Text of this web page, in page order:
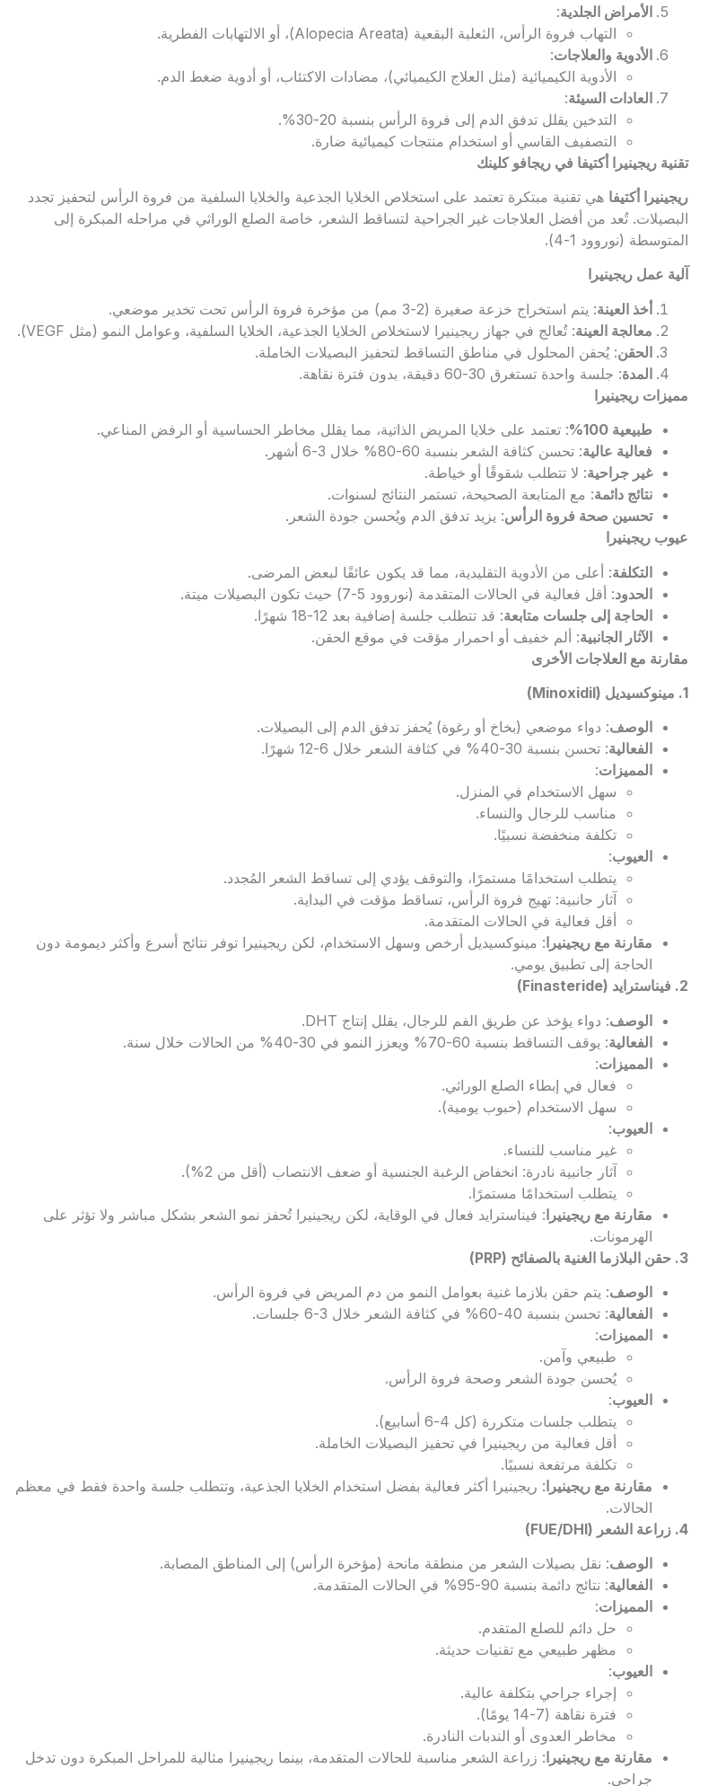
الأمراض الجلدية:
التهاب فروة الرأس، الثعلبة البقعية (Alopecia Areata)، أو الالتهابات الفطرية.
الأدوية والعلاجات:
الأدوية الكيميائية (مثل العلاج الكيميائي)، مضادات الاكتئاب، أو أدوية ضغط الدم.
العادات السيئة:
التدخين يقلل تدفق الدم إلى فروة الرأس بنسبة 20-30%.
التصفيف القاسي أو استخدام منتجات كيميائية ضارة.
تقنية ريجينيرا أكتيفا في ريجافو كلينك
ريجينيرا أكتيفا هي تقنية مبتكرة تعتمد على استخلاص الخلايا الجذعية والخلايا السلفية من فروة الرأس لتحفيز تجدد
البصيلات. تُعد من أفضل العلاجات غير الجراحية لتساقط الشعر، خاصة الصلع الوراثي في مراحله المبكرة إلى
المتوسطة (نوروود 1-4).
آلية عمل ريجينيرا
أخذ العينة: يتم استخراج خزعة صغيرة (2-3 مم) من مؤخرة فروة الرأس تحت تخدير موضعي.
معالجة العينة: تُعالج في جهاز ريجينيرا لاستخلاص الخلايا الجذعية، الخلايا السلفية، وعوامل النمو (مثل VEGF).
الحقن: يُحقن المحلول في مناطق التساقط لتحفيز البصيلات الخاملة.
المدة: جلسة واحدة تستغرق 30-60 دقيقة، بدون فترة نقاهة.
مميزات ريجينيرا
طبيعية 100%
: تعتمد على خلايا المريض الذاتية، مما يقلل مخاطر الحساسية أو الرفض المناعي.
فعالية عالية: تحسن كثافة الشعر بنسبة 60-80% خلال 3-6 أشهر.
غير جراحية: لا تتطلب شقوقًا أو خياطة.
نتائج دائمة: مع المتابعة الصحيحة، تستمر النتائج لسنوات.
تحسين صحة فروة الرأس: يزيد تدفق الدم ويُحسن جودة الشعر.
عيوب ريجينيرا
التكلفة: أعلى من الأدوية التقليدية، مما قد يكون عائقًا لبعض المرضى.
الحدود: أقل فعالية في الحالات المتقدمة (نوروود 5-7) حيث تكون البصيلات ميتة.
الحاجة إلى جلسات متابعة: قد تتطلب جلسة إضافية بعد 12-18 شهرًا.
الآثار الجانبية: ألم خفيف أو احمرار مؤقت في موقع الحقن.
مقارنة مع العلاجات الأخرى
1. مينوكسيديل (
Minoxidil
)
الوصف: دواء موضعي (بخاخ أو رغوة) يُحفز تدفق الدم إلى البصيلات.
الفعالية: تحسن بنسبة 30-40% في كثافة الشعر خلال 6-12 شهرًا.
المميزات:
سهل الاستخدام في المنزل.
مناسب للرجال والنساء.
تكلفة منخفضة نسبيًا.
العيوب:
يتطلب استخدامًا مستمرًا، والتوقف يؤدي إلى تساقط الشعر المُجدد.
آثار جانبية: تهيج فروة الرأس، تساقط مؤقت في البداية.
أقل فعالية في الحالات المتقدمة.
مقارنة مع ريجينيرا : مينوكسيديل أرخص وسهل الاستخدام، لكن ريجينيرا توفر نتائج أسرع وأكثر ديمومة دون
الحاجة إلى تطبيق يومي.
2. فيناسترايد (
Finasteride
)
الوصف: دواء يؤخذ عن طريق الفم للرجال، يقلل إنتاج DHT.
الفعالية: يوقف التساقط بنسبة 60-70% ويعزز النمو في 30-40% من الحالات خلال سنة.
المميزات:
فعال في إبطاء الصلع الوراثي.
سهل الاستخدام (حبوب يومية).
العيوب:
غير مناسب للنساء.
آثار جانبية نادرة: انخفاض الرغبة الجنسية أو ضعف الانتصاب (أقل من 2%).
يتطلب استخدامًا مستمرًا.
مقارنة مع ريجينيرا: فيناسترايد فعال في الوقاية، لكن ريجينيرا تُحفز نمو الشعر بشكل مباشر ولا تؤثر على
الهرمونات.
3. حقن البلازما الغنية بالصفائح (
PRP
)
الوصف: يتم حقن بلازما غنية بعوامل النمو من دم المريض في فروة الرأس.
الفعالية: تحسن بنسبة 40-60% في كثافة الشعر خلال 3-6 جلسات.
المميزات:
طبيعي وآمن.
يُحسن جودة الشعر وصحة فروة الرأس.
العيوب:
يتطلب جلسات متكررة (كل 4-6 أسابيع).
أقل فعالية من ريجينيرا في تحفيز البصيلات الخاملة.
تكلفة مرتفعة نسبيًا.
مقارنة مع ريجينيرا : ريجينيرا أكثر فعالية بفضل استخدام الخلايا الجذعية، وتتطلب جلسة واحدة فقط في معظم
الحالات.
4. زراعة الشعر (
FUE/DHI
)
الوصف: نقل بصيلات الشعر من منطقة مانحة (مؤخرة الرأس) إلى المناطق المصابة.
الفعالية: نتائج دائمة بنسبة 90-95% في الحالات المتقدمة.
المميزات:
حل دائم للصلع المتقدم.
مظهر طبيعي مع تقنيات حديثة.
العيوب:
إجراء جراحي بتكلفة عالية.
فترة نقاهة (7-14 يومًا).
مخاطر العدوى أو الندبات النادرة.
مقارنة مع ريجينيرا : زراعة الشعر مناسبة للحالات المتقدمة، بينما ريجينيرا مثالية للمراحل المبكرة دون تدخل
جراحي.